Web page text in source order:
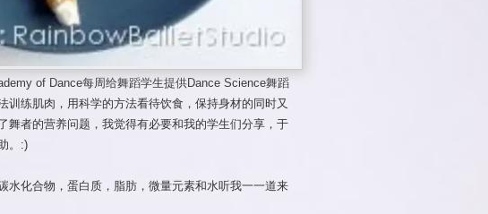
of Dance每周给舞蹈学生提供Dance Science舞蹈
训练肌肉，用科学的方法看待饮食，保持身材的同时又
舞者的营养问题，我觉得有必要和我的学生们分享，于
。:)
水化合物，蛋白质，脂肪，微量元素和水听我一一道来